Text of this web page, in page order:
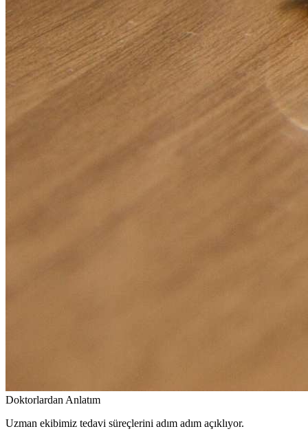
Doktorlardan Anlatım
Uzman ekibimiz tedavi süreçlerini adım adım açıklıyor.